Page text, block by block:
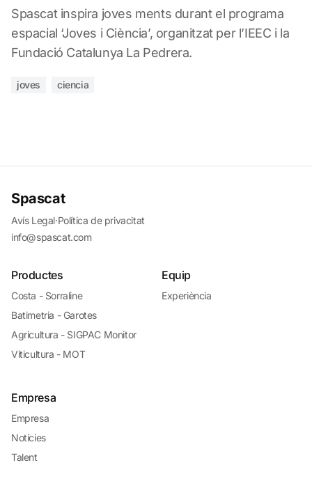
Spascat inspira joves ments durant el programa
espacial ‘Joves i Ciència’, organitzat per l’IEEC i la
Fundació Catalunya La Pedrera.
joves ciencia
Spascat
Avís Legal·Política de privacitat
info@spascat.com
Productes
Costa - Sorraline
Batimetria - Garotes
Agricultura - SIGPAC Monitor
Viticultura - MOT
Equip
Experiència
Empresa
Empresa
Notícies
Talent